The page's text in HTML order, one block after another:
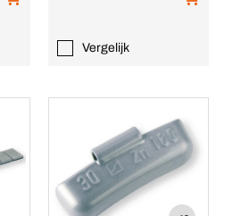
Vergelijk